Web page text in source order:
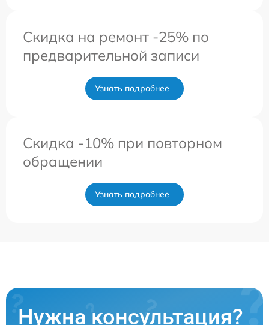
Скидка на ремонт -25% по
предварительной записи
Узнать подробнее
Скидка -10% при повторном
обращении
Узнать подробнее
Нужна консультация?